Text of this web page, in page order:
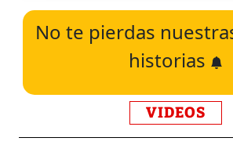
No te pierdas
historias
VIDEOS